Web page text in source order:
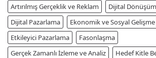
Artırılmış Gerçeklik ve Reklam
Dijital Dönüşüm
Dijital Pazarlama
Ekonomik ve Sosyal Gelişme
Etkileyici Pazarlama
Fasonlaşma
Gerçek Zamanlı İzleme ve Analiz
Hedef Kitle